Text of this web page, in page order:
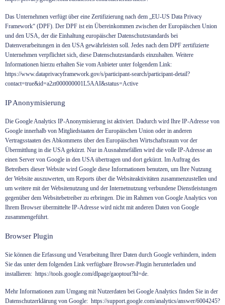
Das Unternehmen verfügt über eine Zertifizierung nach dem „EU-US Data Privacy
Framework“ (DPF). Der DPF ist ein Übereinkommen zwischen der Europäischen Union
und den USA, der die Einhaltung europäischer Datenschutzstandards bei
Datenverarbeitungen in den USA gewährleisten soll. Jedes nach dem DPF zertifizierte
Unternehmen verpflichtet sich, diese Datenschutzstandards einzuhalten. Weitere
Informationen hierzu erhalten Sie vom Anbieter unter folgendem Link:
https://www.dataprivacyframework.gov/s/participant-search/participant-detail?
contact=true&id=a2zt000000001L5AAI&status=Active
IP Anonymisierung
Die Google Analytics IP-Anonymisierung ist aktiviert. Dadurch wird Ihre IP-Adresse von
Google innerhalb von Mitgliedstaaten der Europäischen Union oder in anderen
Vertragsstaaten des Abkommens über den Europäischen Wirtschaftsraum vor der
Übermittlung in die USA gekürzt. Nur in Ausnahmefällen wird die volle IP-Adresse an
einen Server von Google in den USA übertragen und dort gekürzt. Im Auftrag des
Betreibers dieser Website wird Google diese Informationen benutzen, um Ihre Nutzung
der Website auszuwerten, um Reports über die Websiteaktivitäten zusammenzustellen und
um weitere mit der Websitenutzung und der Internetnutzung verbundene Dienstleistungen
gegenüber dem Websitebetreiber zu erbringen. Die im Rahmen von Google Analytics von
Ihrem Browser übermittelte IP-Adresse wird nicht mit anderen Daten von Google
zusammengeführt.
Browser Plugin
Sie können die Erfassung und Verarbeitung Ihrer Daten durch Google verhindern, indem
Sie das unter dem folgenden Link verfügbare Browser-Plugin herunterladen und
installieren: https://tools.google.com/dlpage/gaoptout?hl=de.
Mehr Informationen zum Umgang mit Nutzerdaten bei Google Analytics finden Sie in der
Datenschutzerklärung von Google: https://support.google.com/analytics/answer/6004245?